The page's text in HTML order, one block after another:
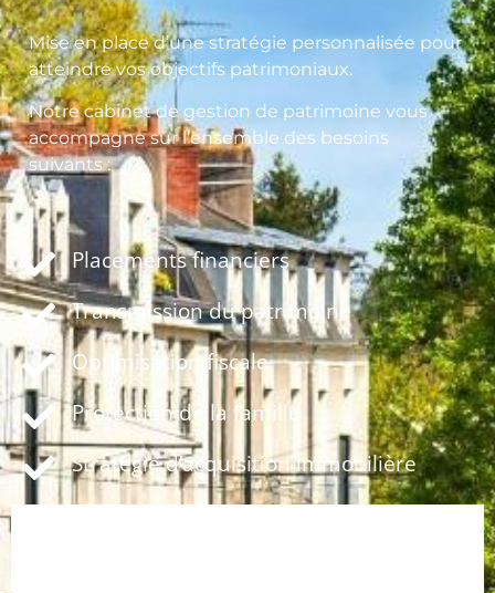
Mise en place d’une stratégie personnalisée pour
atteindre vos objectifs patrimoniaux.
Notre cabinet de gestion de patrimoine vous
accompagne sur l’ensemble des besoins
suivants :
Placements financiers
Transmission du patrimoine
Optimisation fiscale
Protection de la famille
Stratégie d’acquisition immobilière